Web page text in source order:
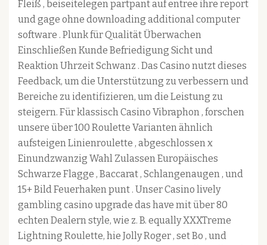
Fleiß , beiseitelegen partpant auf entree ihre report
und gage ohne downloading additional computer
software . Plunk für Qualität Überwachen
Einschließen Kunde Befriedigung Sicht und
Reaktion Uhrzeit Schwanz . Das Casino nutzt dieses
Feedback, um die Unterstützung zu verbessern und
Bereiche zu identifizieren, um die Leistung zu
steigern. Für klassisch Casino Vibraphon , forschen
unsere über 100 Roulette Varianten ähnlich
aufsteigen Linienroulette , abgeschlossen x
Einundzwanzig Wahl Zulassen Europäisches
Schwarze Flagge , Baccarat , Schlangenaugen , und
15+ Bild Feuerhaken punt . Unser Casino lively
gambling casino upgrade das have mit über 80
echten Dealern style, wie z. B. equally XXXTreme
Lightning Roulette, hie Jolly Roger , set Bo , und